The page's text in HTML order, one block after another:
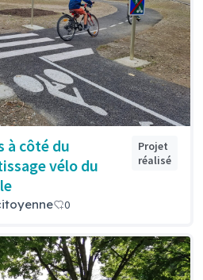
à côté du
vélo du
Projet
réalisé
0